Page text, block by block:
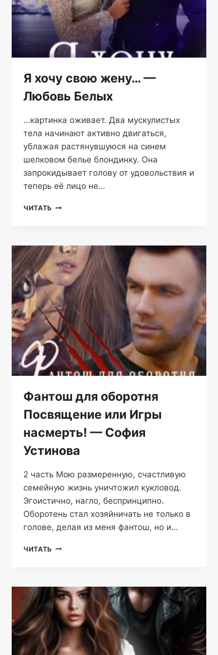
Я хочу свою жену… —
Любовь Белых
…картинка оживает. Два мускулистых
тела начинают активно двигаться,
ублажая растянувшуюся на синем
шелковом белье блондинку. Она
запрокидывает голову от удовольствия и
теперь её лицо не…
ЧИТАТЬ Я
—
ЛЮБОВЬ
БЕЛЫХ
Фантош для оборотня
Посвящение или Игры
насмерть! — София
Устинова
2 часть Мою размеренную, счастливую
семейную жизнь уничтожил кукловод.
Эгоистично, нагло, беспринципно.
Оборотень стал хозяйничать не только в
голове, делая из меня фантош, но и…
ЧИТАТЬ ФАНТОШ
ИЛИ
ИГРЫ
НАСМЕРТЬ!
СОФИЯ
УСТИНОВА